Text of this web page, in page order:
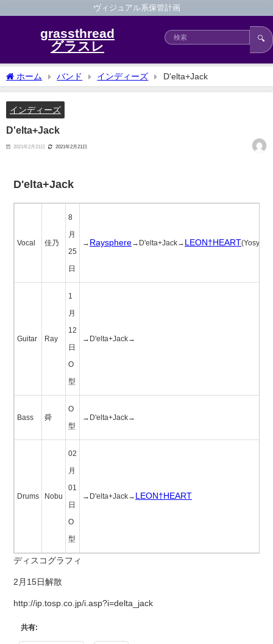
ヴィジュアル系保管計画
grassthread
グラスレ
🔍
ホーム バンド インディーズ D'elta+Jack
インディーズ
D'elta+Jack
2021年2月21日 2021年2月21日
D'elta+Jack
Vocal 佳乃
8
月
25
日
→ Raysphere→D'elta+Jack→ LEON†HEART(Yosyno)
Guitar Ray
1
月
12
日
O
型
→D'elta+Jack→
Bass 舜
O
型
→D'elta+Jack→
Drums Nobu
02
月
01
日
O
型
→D'elta+Jack→ LEON†HEART
ディスコグラフィ
2月15日解散
http://ip.tosp.co.jp/i.asp?i=delta_jack
共有: